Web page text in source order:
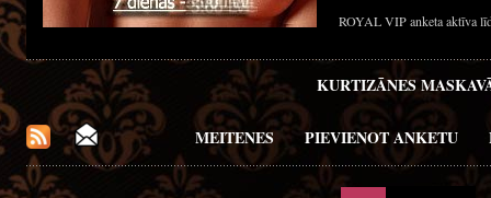
ROYAL VIP anketa aktīva
KURTIZĀNES
MEITENES PIEVIENOT ANKETU